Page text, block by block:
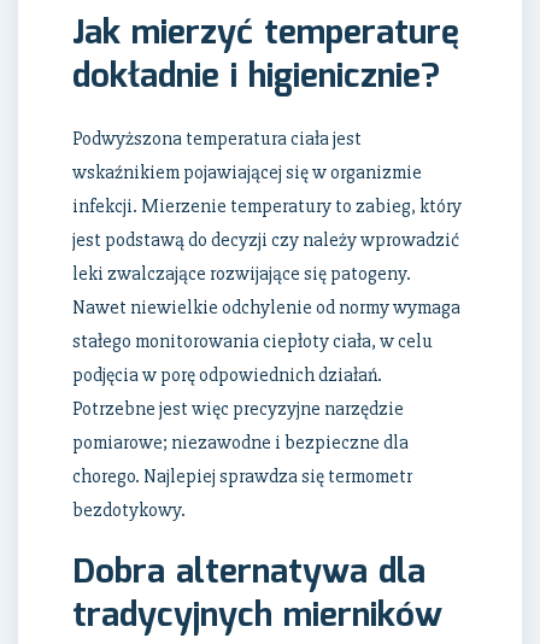
Jak mierzyć temperaturę
dokładnie i higienicznie?
Podwyższona temperatura ciała jest
wskaźnikiem pojawiającej się w organizmie
infekcji. Mierzenie temperatury to zabieg, który
jest podstawą do decyzji czy należy wprowadzić
leki zwalczające rozwijające się patogeny.
Nawet niewielkie odchylenie od normy wymaga
stałego monitorowania ciepłoty ciała, w celu
podjęcia w porę odpowiednich działań.
Potrzebne jest więc precyzyjne narzędzie
pomiarowe; niezawodne i bezpieczne dla
chorego. Najlepiej sprawdza się termometr
bezdotykowy.
Dobra alternatywa dla
tradycyjnych mierników